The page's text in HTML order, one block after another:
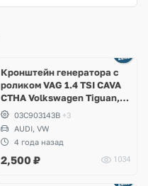
Кронштейн генератора с
роликом VAG 1.4 TSI CAVA
CTHA Volkswagen Tiguan,
Jetta, Golf VI, Scirocco
03C903143B +3
AUDI, VW
4 года назад
2,500 ₽ 1034